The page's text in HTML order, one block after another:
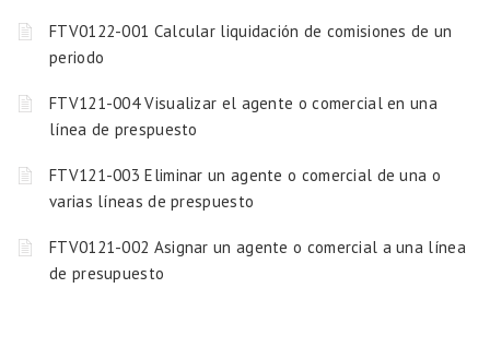
FTV0122-001 Calcular liquidación de comisiones de un
periodo
FTV121-004 Visualizar el agente o comercial en una
línea de prespuesto
FTV121-003 Eliminar un agente o comercial de una o
varias líneas de prespuesto
FTV0121-002 Asignar un agente o comercial a una línea
de presupuesto